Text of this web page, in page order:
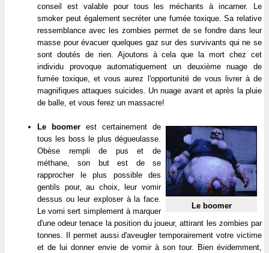
conseil est valable pour tous les méchants à incarner. Le
smoker peut également secréter une fumée toxique. Sa relative
ressemblance avec les zombies permet de se fondre dans leur
masse pour évacuer quelques gaz sur des survivants qui ne se
sont doutés de rien. Ajoutons à cela que la mort chez cet
individu provoque automatiquement un deuxième nuage de
fumée toxique, et vous aurez l'opportunité de vous livrer à de
magnifiques attaques suicides. Un nuage avant et après la pluie
de balle, et vous ferez un massacre!
Le boomer
Le boomer est certainement de
tous les boss le plus dégueulasse.
Obèse rempli de pus et de
méthane, son but est de se
rapprocher le plus possible des
gentils pour, au choix, leur vomir
dessus ou leur exploser à la face.
Le vomi sert simplement à marquer
d'une odeur tenace la position du joueur, attirant les zombies par
tonnes. Il permet aussi d'aveugler temporairement votre victime
et de lui donner envie de vomir à son tour. Bien évidemment,